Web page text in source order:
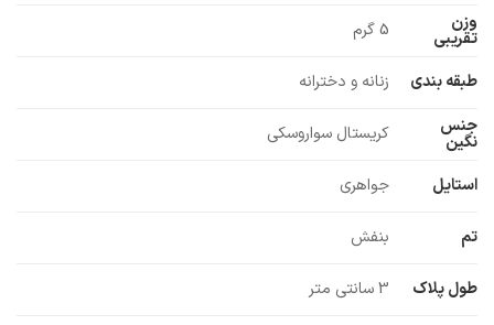
وزن
تقریبی 5 گرم
طبقه بندی
زنانه و دخترانه
جنس
نگین کریستال سواروسکی
استایل جواهری
تم بنفش
طول پلاک 3 سانتی متر